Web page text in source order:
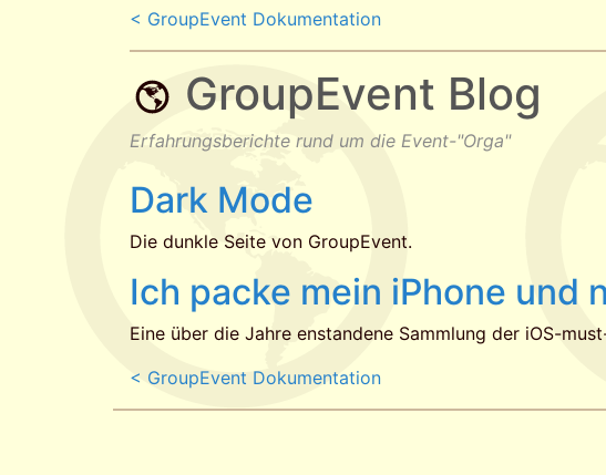
< GroupEvent Dokumentation
GroupEvent Blog
Erfahrungsberichte rund um die Event-"Orga"
Dark Mode
Die dunkle Seite von GroupEvent.
Ich packe mein iPhone und
Eine über die Jahre enstandene Sammlung der iOS-
< GroupEvent Dokumentation